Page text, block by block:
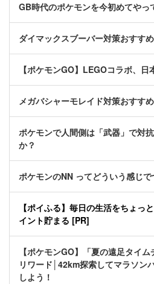
GB時代のポケモンを今初めてやっ
ダイマックスブーバー対策おすす
【ポケモンGO】LEGOコラボ、日
メガバシャーモレイド対策おすす
ポケモンで人間側は「武器」で対
か？
ポケモンのNN ってどういう感じで
【ポイふる】毎日の生活をちょっ
イント貯まる [PR]
【ポケモンGO】「夏の遠足タイ
リワード│42km探索してマラソン
しよう！